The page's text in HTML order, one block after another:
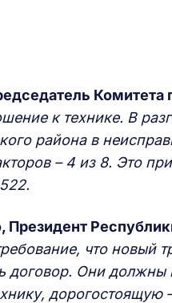
Комитета
к технике. В
района в
– 4 из 8. Это
что новый
Они должны
дорогостоящую